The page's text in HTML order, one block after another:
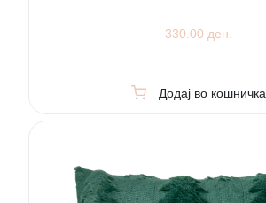
330.00 ден.
Додај во кошничка